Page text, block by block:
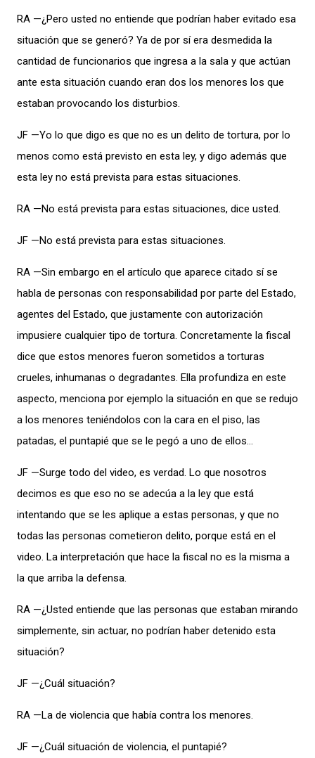
RA —¿Pero usted no entiende que podrían haber evitado esa
situación que se generó? Ya de por sí era desmedida la
cantidad de funcionarios que ingresa a la sala y que actúan
ante esta situación cuando eran dos los menores los que
estaban provocando los disturbios.
JF —Yo lo que digo es que no es un delito de tortura, por lo
menos como está previsto en esta ley, y digo además que
esta ley no está prevista para estas situaciones.
RA —No está prevista para estas situaciones, dice usted.
JF —No está prevista para estas situaciones.
RA —Sin embargo en el artículo que aparece citado sí se
habla de personas con responsabilidad por parte del Estado,
agentes del Estado, que justamente con autorización
impusiere cualquier tipo de tortura. Concretamente la fiscal
dice que estos menores fueron sometidos a torturas
crueles, inhumanas o degradantes. Ella profundiza en este
aspecto, menciona por ejemplo la situación en que se redujo
a los menores teniéndolos con la cara en el piso, las
patadas, el puntapié que se le pegó a uno de ellos…
JF —Surge todo del video, es verdad. Lo que nosotros
decimos es que eso no se adecúa a la ley que está
intentando que se les aplique a estas personas, y que no
todas las personas cometieron delito, porque está en el
video. La interpretación que hace la fiscal no es la misma a
la que arriba la defensa.
RA —¿Usted entiende que las personas que estaban mirando
simplemente, sin actuar, no podrían haber detenido esta
situación?
JF —¿Cuál situación?
RA —La de violencia que había contra los menores.
JF —¿Cuál situación de violencia, el puntapié?